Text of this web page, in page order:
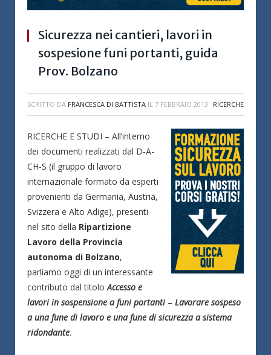
Sicurezza nei cantieri, lavori in
sospesione funi portanti, guida
Prov. Bolzano
SCRITTO DA FRANCESCA DI BATTISTA IL 7 FEBBRAIO 2013 RICERCHE
RICERCHE E STUDI – All’interno
dei documenti realizzati dal D-A-
CH-S (il gruppo di lavoro
internazionale formato da esperti
provenienti da Germania, Austria,
Svizzera e Alto Adige), presenti
nel sito della Ripartizione
Lavoro della Provincia
autonoma di Bolzano,
parliamo oggi di un interessante
contributo dal titolo Accesso e
lavori in sospensione a funi portanti– Lavorare sospeso
a una fune di lavoro e una fune di sicurezza a sistema
ridondante.